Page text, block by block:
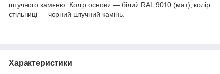
штучного каменю. Колір основи — білий RAL 9010 (мат), колір
стільниці — чорний штучний камінь.
Характеристики